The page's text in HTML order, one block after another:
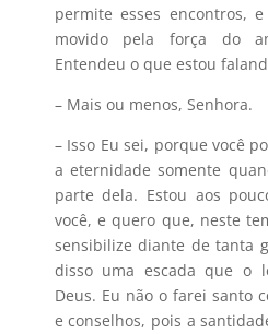
permite esses encontros,
movido pela força do
Entendeu o que estou
– Mais ou menos, Senhora.
– Isso Eu sei, porque você
a eternidade somente
parte dela. Estou aos
você, e quero que, neste
sensibilize diante de tanta
disso uma escada que o
Deus. Eu não o farei santo
e conselhos, pois a